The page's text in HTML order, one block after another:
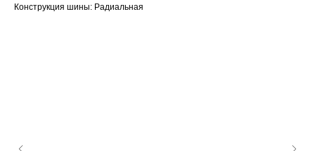
Конструкция шины: Радиальная